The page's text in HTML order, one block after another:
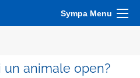
Sympa Menu
animale open?